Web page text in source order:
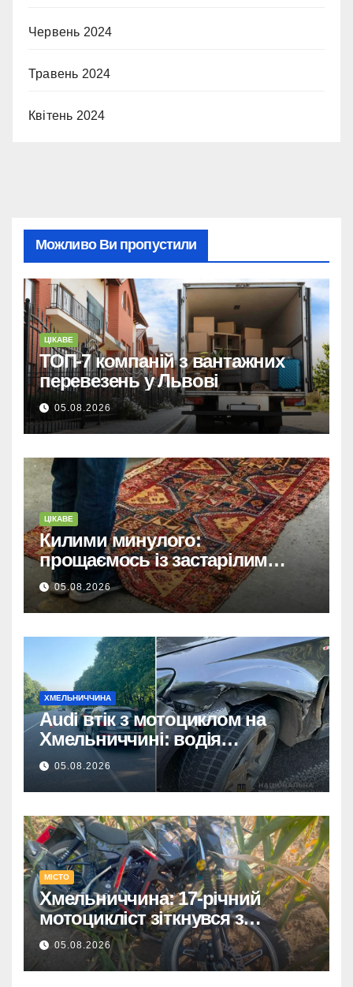
Червень 2024
Травень 2024
Квітень 2024
Можливо Ви пропустили
ЦІКАВЕ
ТОП-7 компаній з вантажних
перевезень у Львові
05.08.2026
ЦІКАВЕ
Килими минулого:
прощаємось із застарілим
покриттям та обираємо тренди
сучасних інтер’єрів
05.08.2026
ХМЕЛЬНИЧЧИНА
Audi втік з мотоциклом на
Хмельниччині: водія
затримано.
05.08.2026
МІСТО
Хмельниччина: 17-річний
мотоцикліст зіткнувся з
КАМАЗом – є постраждалий.
05.08.2026